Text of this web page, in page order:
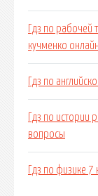
Гдз по рабочей
кучменко онлайн
Гдз по
Гдз по истории
вопросы
Гдз по физике